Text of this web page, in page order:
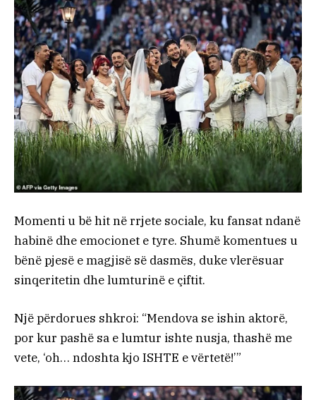
Momenti u bë hit në rrjete sociale, ku fansat ndanë
habinë dhe emocionet e tyre. Shumë komentues u
bënë pjesë e magjisë së dasmës, duke vlerësuar
sinqeritetin dhe lumturinë e çiftit.
Një përdorues shkroi: “Mendova se ishin aktorë,
por kur pashë sa e lumtur ishte nusja, thashë me
vete, ‘oh… ndoshta kjo ISHTE e vërtetë!’”